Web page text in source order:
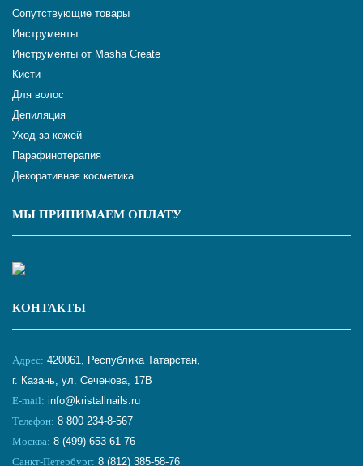
Сопутствующие товары
Инструменты
Инструменты от Masha Create
Кисти
Для волос
Депиляция
Уход за кожей
Парафинотерапия
Декоративная косметика
МЫ ПРИНИМАЕМ ОПЛАТУ
КОНТАКТЫ
Адрес: 420061, Республика Татарстан,
г. Казань, ул. Сеченова, 17В
E-mail: info@kristallnails.ru
Телефон: 8 800 234-8-567
Москва: 8 (499) 653-61-76
Санкт-Петербург: 8 (812) 385-58-76